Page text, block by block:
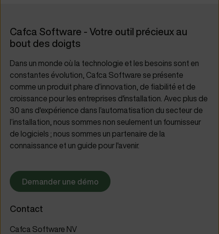
Cafca Software - Votre outil précieux au
bout des doigts
Dans un monde où la technologie et les besoins sont en
constantes évolution, Cafca Software se présente
comme un produit phare d’innovation, de fiabilité et de
croissance pour les entreprises d'installation. Avec plus de
30 ans d'expérience dans l’automatisation du secteur de
l’installation, nous sommes non seulement un fournisseur
de logiciels ; nous sommes un partenaire de la
connaissance et un guide pour l'avenir.
Demander une démo
Contact
Cafca Software NV